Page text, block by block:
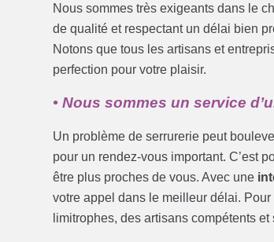
Nous sommes très exigeants dans le
de qualité et respectant un délai bien
Notons que tous les artisans et
perfection pour votre plaisir.
• Nous sommes un service
Un problème de serrurerie peut
pour un rendez-vous important. C’est
être plus proches de vous. Avec une
votre appel dans le meilleur délai.
limitrophes, des artisans compétents